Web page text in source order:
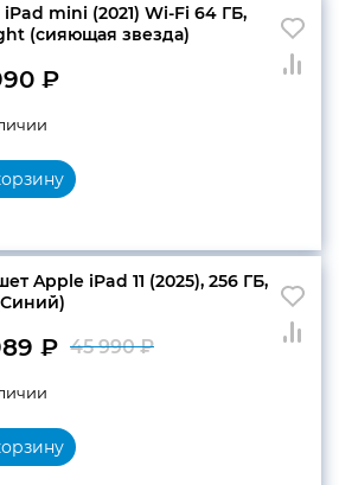
mini (2021) Wi-Fi 64 ГБ,
(сияющая звезда)
₽
Apple iPad 11 (2025), 256 ГБ,
45 990₽
₽